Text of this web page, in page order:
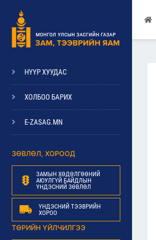
НҮҮР ХУУДАС
ХОЛБОО БАРИХ
E-ZASAG.MN
ЗӨВЛӨЛ, ХОРООД
ЗАМЫН ХӨДӨЛГӨӨНИЙ
АЮУЛГҮЙ БАЙДЛЫН
ҮНДЭСНИЙ ЗӨВЛӨЛ
ҮНДЭСНИЙ ТЭЭВРИЙН
ХОРОО
ТӨРИЙН ҮЙЛЧИЛГЭЭ